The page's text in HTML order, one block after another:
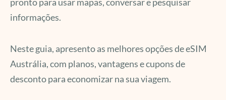
informações.
Neste guia, apresento as melhores opções de eSIM
Austrália, com planos, vantagens e cupons de
desconto para economizar na sua viagem.